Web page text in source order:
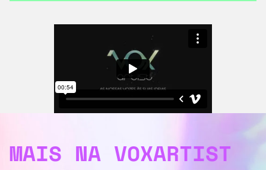
MAIS NA VOXARTIST